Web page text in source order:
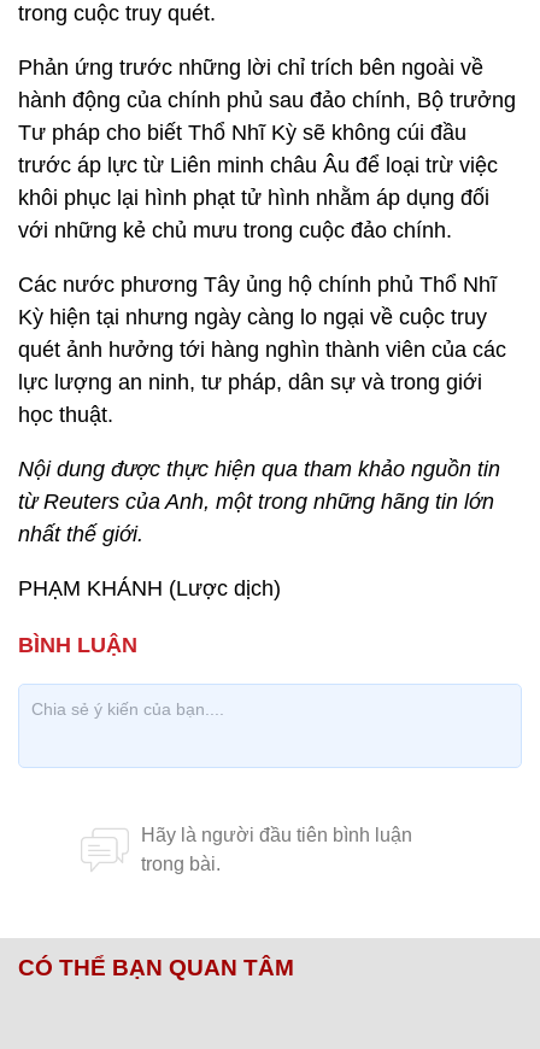
trong cuộc truy quét.
Phản ứng trước những lời chỉ trích bên ngoài về
hành động của chính phủ sau đảo chính, Bộ trưởng
Tư pháp cho biết Thổ Nhĩ Kỳ sẽ không cúi đầu
trước áp lực từ Liên minh châu Âu để loại trừ việc
khôi phục lại hình phạt tử hình nhằm áp dụng đối
với những kẻ chủ mưu trong cuộc đảo chính.
Các nước phương Tây ủng hộ chính phủ Thổ Nhĩ
Kỳ hiện tại nhưng ngày càng lo ngại về cuộc truy
quét ảnh hưởng tới hàng nghìn thành viên của các
lực lượng an ninh, tư pháp, dân sự và trong giới
học thuật.
Nội dung được thực hiện qua tham khảo nguồn tin
từ Reuters của Anh, một trong những hãng tin lớn
nhất thế giới.
PHẠM KHÁNH (Lược dịch)
CÓ THỂ BẠN QUAN TÂM